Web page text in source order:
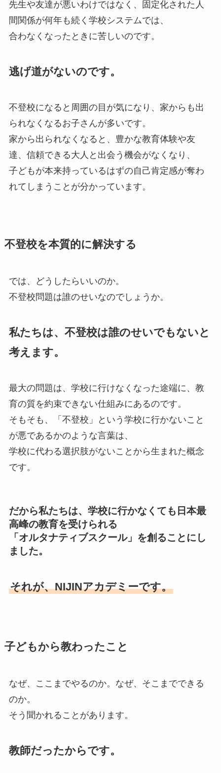
先生や友達が悪いわけではなく、固定化された人
間関係が何年も続く学校システムでは、
合わなくなったときに苦しいのです。
逃げ道がないのです。
不登校になると周囲の目が気になり、家からも出
られなくなるお子さんが多いです。
家から出られなくなると、豊かな教育体験や友
達、信頼できる大人と出会う機会がなくなり、
子どもが本来持っているはずの自己肯定感が奪わ
れてしまうことが分かっています。
不登校を本質的に解決する
では、どうしたらいいのか。
不登校問題は誰のせいなのでしょうか。
私たちは、不登校は誰のせいでもないと
考えます。
最大の問題は、学校に行けなくなった途端に、教
育の質を約束できない仕組みにあるのです。
そもそも、「不登校」という学校に行かないこと
が悪であるかのような言葉は、
学校に代わる選択肢がないことから生まれた概念
です。
だから私たちは、学校に行かなくても日本最
高峰の教育を受けられる
「オルタナティブスクール」を創ることにし
ました。
それが、NIJINアカデミーです。
子どもから教わったこと
なぜ、ここまでやるのか。なぜ、そこまでできる
のか。
そう聞かれることがあります。​
教師だったからです。